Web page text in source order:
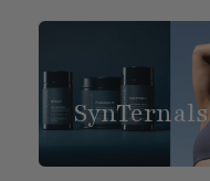
SynTernals